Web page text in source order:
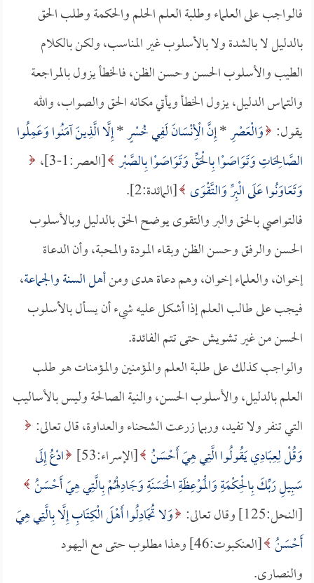
فالواجب على العلماء وطلبة العلم الحلم والحكمة وطلب الحق
بالدليل لا بالشدة ولا بالأسلوب غير المناسب، ولكن بالكلام
الطيب والأسلوب الحسن وحسن الظن، فالخطأ يزول بالمراجعة
والتماس الدليل، يزول الخطأ ويأتي مكانه الحق والصواب، والله
يقول: وَالْعَصْرِ*إِنَّ الْأِنْسَانَ لَفِي خُسْرٍ*إِلَّا الَّذِينَ آمَنُوا وَعَمِلُوا
الصَّالِحَاتِ وَتَوَاصَوْا بِالْحَقِّ وَتَوَاصَوْا بِالصَّبْر [العصر:1-3]،
وَتَعَاوَنُوا عَلَى الْبِرِّ وَالتَّقْوَى [المائدة:2].
فالتواصي بالحق والبر والتقوى يوضح الحق بالدليل وبالأسلوب
الحسن والرفق وحسن الظن وبقاء المودة والمحبة، وأن الدعاة
إخوان، والعلماء إخوان، وهم دعاة هدى ومنأهل السنة والجماعة،
فيجب على طالب العلم إذا أشكل عليه شيء أن يسأل بالأسلوب
الحسن من غير تشويش حتى تتم الفائدة.
والواجب كذلك على طلبة العلم والمؤمنين والمؤمنات هو طلب
العلم بالدليل، والأسلوب الحسن، والنية الصالحة وليس بالأساليب
التي تنفر ولا تفيد، وربما زرعت الشحناء والعداوة، قال تعالى:
وَقُلْ لِعِبَادِي يَقُولُوا الَّتِي هِيَ أَحْسَنُ [الإسراء:53]
ادْعُ إِلَى
سَبِيلِ رَبِّكَ بِالْحِكْمَةِ وَالْمَوْعِظَةِ الْحَسَنَةِ وَجَادِلْهُمْ بِالَّتِي هِيَ أَحْسَنُ
[النحل:125] وقال تعالى:
وَلا تُجَادِلُوا أَهْلَ الْكِتَابِ إِلَّا بِالَّتِي هِيَ
أَحْسَنُ
[العنكبوت:46] وهذا مطلوب حتى مع اليهود
والنصارى.